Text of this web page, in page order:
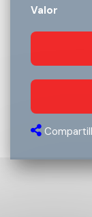
Valor